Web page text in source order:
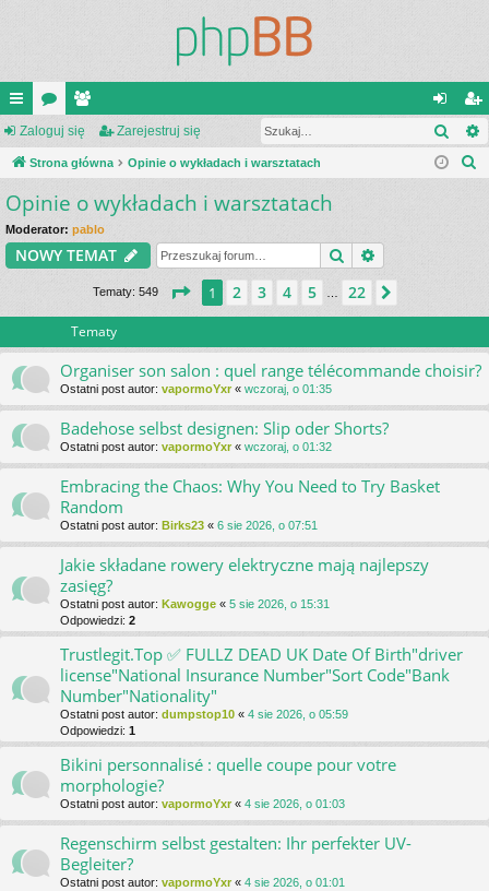
ię
ce
j
…
or
a
ży
tk
o
w
ni
al
og
ar
ej
Zaloguj się Zarejestruj się
Strona główna Opinie o wykładach i warsztatach
Opinie o wykładach i warsztatach
Moderator: pablo
NOWY TEMAT Szukaj
Tematy: 549 Strona z 22
1 2 3 4 5 22
Tematy
Organiser son salon : quel range télécommande choisir?
Ostatni post autor: vapormoYxr « wczoraj, o 01:35
Badehose selbst designen: Slip oder Shorts?
Ostatni post autor: vapormoYxr « wczoraj, o 01:32
Embracing the Chaos: Why You Need to Try Basket
Random
Ostatni post autor: Birks23 « 6 sie 2026, o 07:51
Jakie składane rowery elektryczne mają najlepszy
zasięg?
Ostatni post autor: Kawogge « 5 sie 2026, o 15:31
Odpowiedzi: 2
Trustlegit.Top ✅ FULLZ DEAD UK Date Of Birth"driver
license"National Insurance Number"Sort Code"Bank
Number"Nationality"
Ostatni post autor: dumpstop10 « 4 sie 2026, o 05:59
Odpowiedzi: 1
Bikini personnalisé : quelle coupe pour votre
morphologie?
Ostatni post autor: vapormoYxr « 4 sie 2026, o 01:03
Regenschirm selbst gestalten: Ihr perfekter UV-
Begleiter?
Ostatni post autor: vapormoYxr « 4 sie 2026, o 01:01